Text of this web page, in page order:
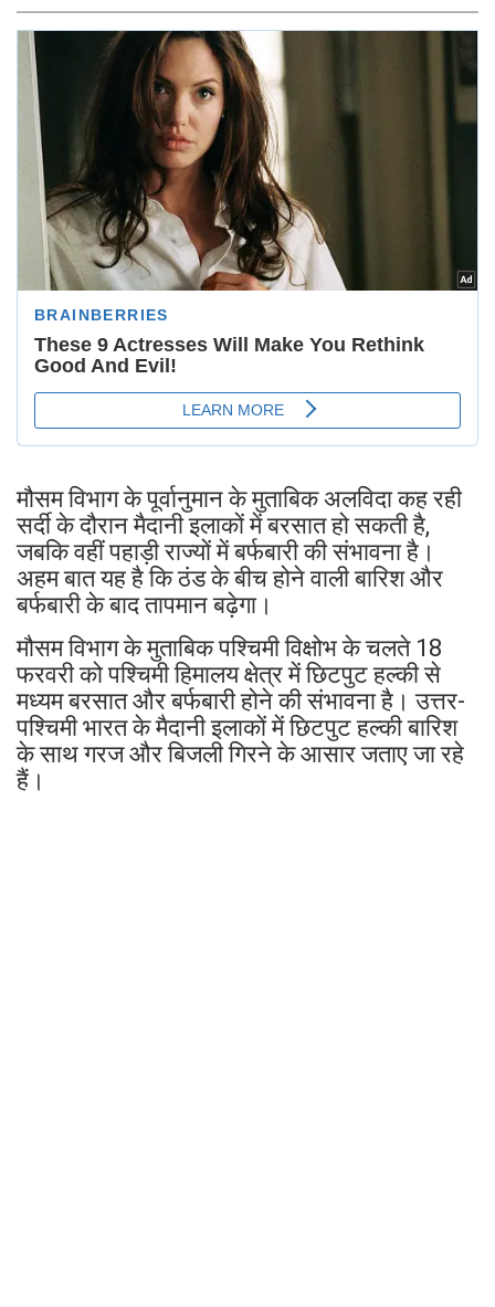
Video
मौसम विभाग के पूर्वानुमान के मुताबिक अलविदा कह रही
सर्दी के दौरान मैदानी इलाकों में बरसात हो सकती है,
जबकि वहीं पहाड़ी राज्यों में बर्फबारी की संभावना है।
अहम बात यह है कि ठंड के बीच होने वाली बारिश और
बर्फबारी के बाद तापमान बढ़ेगा।
मौसम विभाग के मुताबिक पश्चिमी विक्षोभ के चलते 18
फरवरी को पश्चिमी हिमालय क्षेत्र में छिटपुट हल्की से
मध्यम बरसात और बर्फबारी होने की संभावना है। उत्तर-
पश्चिमी भारत के मैदानी इलाकों में छिटपुट हल्की बारिश
के साथ गरज और बिजली गिरने के आसार जताए जा रहे
हैं।